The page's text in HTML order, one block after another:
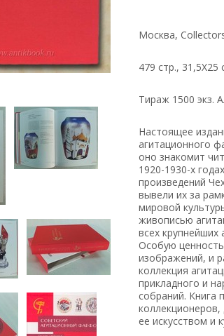
Москва,
479 стр., 31,5Х25
Тираж 1500 экз.
Настоящее
агитационного
оно знакомит
1920-1930-х
произведений
вывели их за
мировой
живописью
всех крупнейших
Особую
изображений, и
коллекция
прикладного и
собраний. Книга
коллекционеров,
ее искусством и